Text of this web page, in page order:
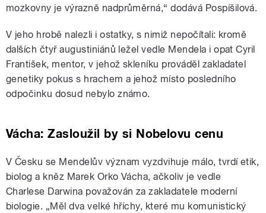
mozkovny je výrazně nadprůměrná,“ dodává Pospíšilová.
V jeho hrobě nalezli i ostatky, s nimiž nepočítali: kromě
dalších čtyř augustiniánů ležel vedle Mendela iopat Cyril
František, mentor, v jehož skleníku prováděl zakladatel
genetiky pokus s hrachem a jehož místo posledního
odpočinku dosud nebylo známo.
Vácha: Zasloužil by si Nobelovu cenu
V Česku se Mendelův význam vyzdvihuje málo, tvrdí etik,
biolog a kněz Marek Orko Vácha, ačkoliv je vedle
Charlese Darwina považován za zakladatele moderní
biologie. „Měl dva velké hříchy, které mu komunistický